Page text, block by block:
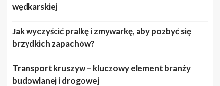
wędkarskiej
Jak wyczyścić pralkę i zmywarkę, aby pozbyć się
brzydkich zapachów?
Transport kruszyw – kluczowy element branży
budowlanej i drogowej